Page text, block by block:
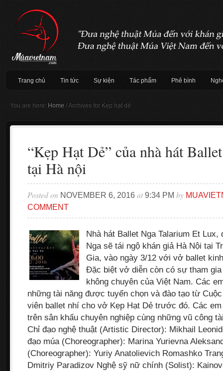
Trang chủ Tin tức Sự kiện Tác phẩm Phê bình
You are here: Home /Archives for Kẹp hạt dẻ
“Kẹp Hạt Dẻ” của nhà hát
tại Hà nội
Posted on NOVEMBER 6, 2016 at9:34 PM by
COMMENT
Nhà hát Ballet Nga Talarium Et
Nga sẽ tái ngộ khán giả Hà Nội tại
Gia, vào ngày 3/12 với vở ballet
Đặc biệt vở diễn còn có sự tham
không chuyên của Việt Nam. Các
những tài năng được tuyển chọn và đào tạo từ
viên ballet nhí cho vở Kẹp Hạt Dẻ trước đó. Các
trên sân khấu chuyên nghiệp cùng những vũ công
Chỉ đạo nghệ thuật (Artistic Director): Mikhail
đạo múa (Choreographer): Marina Yurievna
(Choreographer): Yuriy Anatolievich Romashko
Dmitriy Paradizov Nghệ sỹ nữ chính (Solist):